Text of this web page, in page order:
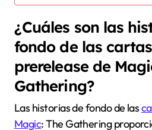
¿Cuáles son las
fondo de las
prerelease de
Gathering?
Las historias de fondo de las
Magic: The Gathering